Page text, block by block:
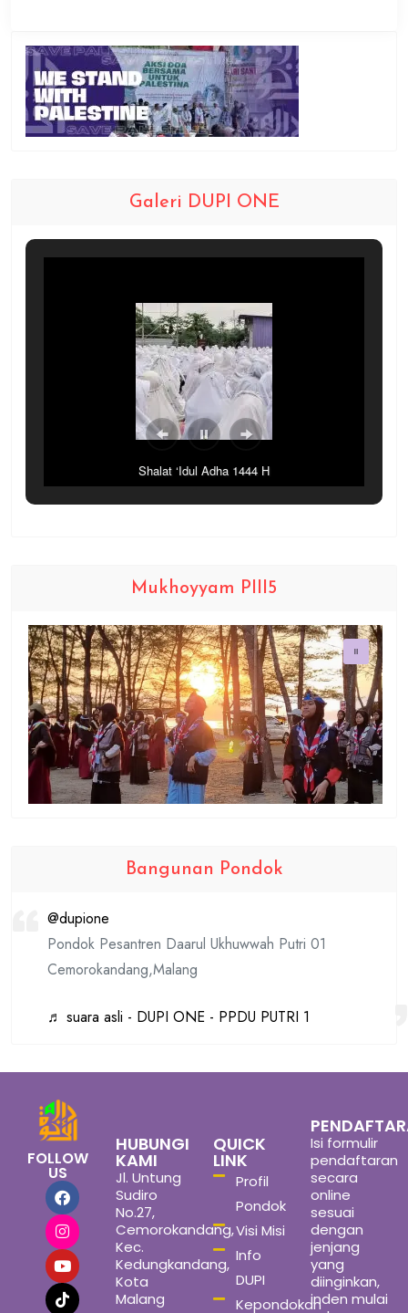
Galeri DUPI ONE
Shalat ‘Idul Adha 1444 H
Mukhoyyam PIII5
Bangunan Pondok
@dupione
Pondok Pesantren Daarul Ukhuwwah Putri 01
Cemorokandang,Malang
♬ suara asli - DUPI ONE - PPDU PUTRI 1
FOLLOW
US
HUBUNGI
KAMI
Jl. Untung
Sudiro
No.27,
Cemorokandang,
Kec.
Kedungkandang,
Kota
Malang
QUICK
LINK
Profil
Pondok
Visi Misi
Info
DUPI
Kepondokan
Isi formulir
pendaftaran
secara
online
sesuai
dengan
jenjang
yang
diinginkan,
inden mulai